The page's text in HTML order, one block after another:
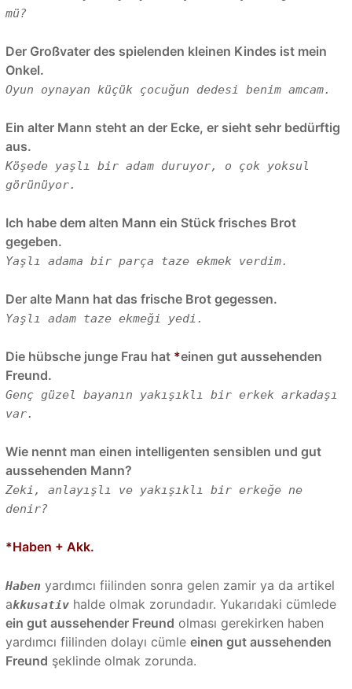
mü?
Der Großvater des spielenden kleinen Kindes ist mein
Onkel.
Oyun oynayan küçük çocuğun dedesi benim amcam.
Ein alter Mann steht an der Ecke, er sieht sehr bedürftig
aus.
Köşede yaşlı bir adam duruyor, o çok yoksul
görünüyor.
Ich habe dem alten Mann ein Stück frisches Brot
gegeben.
Yaşlı adama bir parça taze ekmek verdim.
Der alte Mann hat das frische Brot gegessen.
Yaşlı adam taze ekmeği yedi.
Die hübsche junge Frau hat *einen gut aussehenden
Freund.
Genç güzel bayanın yakışıklı bir erkek arkadaşı
var.
Wie nennt man einen intelligenten sensiblen und gut
aussehenden Mann?
Zeki, anlayışlı ve yakışıklı bir erkeğe ne
denir?
*Haben + Akk.
Habenyardımcı fiilinden sonra gelen zamir ya da artikel
akkusativhalde olmak zorundadır. Yukarıdaki cümlede
ein gut aussehender Freund olması gerekirken haben
yardımcı fiilinden dolayı cümle einen gut aussehenden
Freund şeklinde olmak zorunda.